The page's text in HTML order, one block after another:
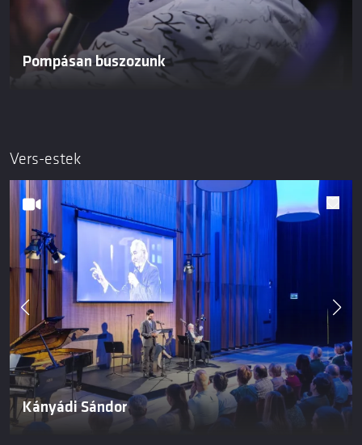
Pompásan buszozunk
Vers-estek
Kányádi Sándor